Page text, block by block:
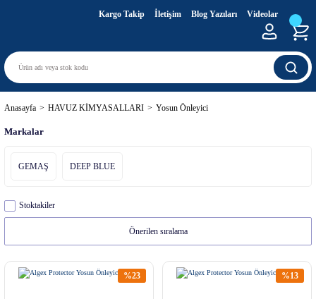
Kargo Takip İletişim Blog Yazıları Videolar
Anasayfa HAVUZ KİMYASALLARI Yosun Önleyici
Markalar
GEMAŞ DEEP BLUE
Stoktakiler
%23 %13